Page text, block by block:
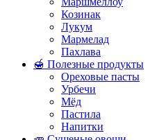
Козинак
Лукум
Мармелад
Пахлава
🍯 Полезные продукты
Ореховые пасты
Урбечи
Мёд
Пастила
Напитки